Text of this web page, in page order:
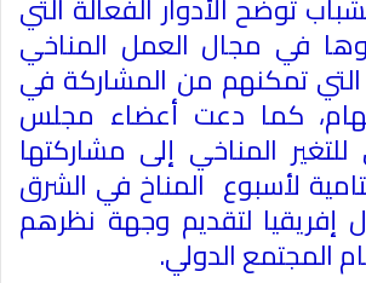
في مجال العمل المناخي
تمكنهم من المشاركة في
كما دعت أعضاء مجلس
للتغير المناخي إلى مشاركتها
لأسبوع المناخ في الشرق
إفريقيا لتقديم وجهة نظرهم
المجتمع الدولي.